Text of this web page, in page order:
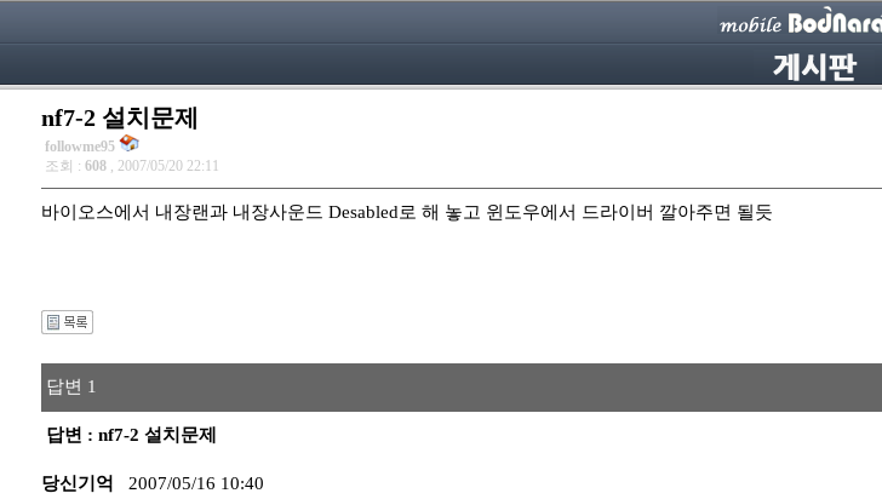
nf7-2 설치문제
followme95
조회 : 608 , 2007/05/20 22:11
바이오스에서 내장랜과 내장사운드 Desabled로 해 놓고 윈도우에서 드라이버 깔아주면 될듯
답변 1
답변 : nf7-2 설치문제
당신기억 2007/05/16 10:40